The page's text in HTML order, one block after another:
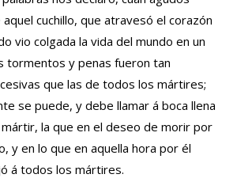
cuchillo, que atravesó el corazón
vio colgada la vida del mundo en un
tormentos y penas fueron tan
que las de todos los mártires;
se puede, y debe llamar á boca llena
la que en el deseo de morir por
y en lo que en aquella hora por él
á todos los mártires.